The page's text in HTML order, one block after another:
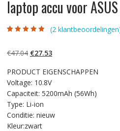
laptop accu voor
klantbeoordelinge
(2
€47.04 Oorspronkelijke
was:
€47.04.
€27.53Huidige
is:
€27.53.
PRODUCT EIGENSCHAPPEN
Voltage: 10.8V
Capaciteit: 5200mAh (56Wh)
Type: Li-ion
Conditie: nieuw
Kleur:zwart